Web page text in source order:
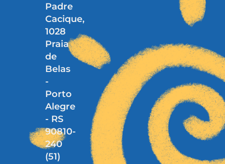
Padre
Cacique,
1028
Praia
de
Belas
-
Porto
Alegre
- RS
90810-
240
(51)